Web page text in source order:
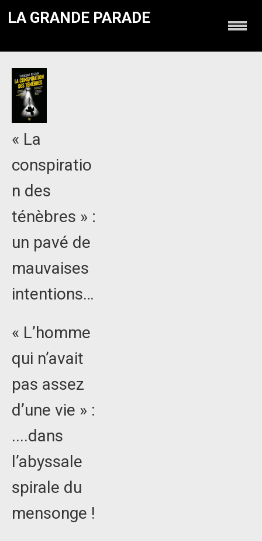
LA GRANDE PARADE
« La
conspiratio
n des
ténèbres » :
un pavé de
mauvaises
intentions…
« L’homme
qui n’avait
pas assez
d’une vie » :
....dans
l’abyssale
spirale du
mensonge !